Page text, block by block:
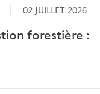
02 JUILLET 2026
forestière :